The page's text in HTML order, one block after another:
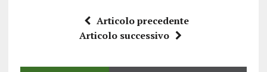
Articolo precedente
Articolo successivo